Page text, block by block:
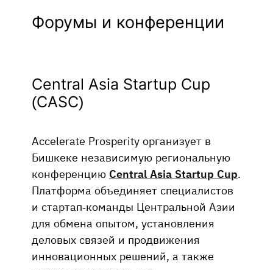
Форумы и конференции
Central Asia Startup Cup
(CASC)
Accelerate Prosperity организует в
Бишкеке независимую региональную
конференцию Central Asia Startup Cup.
Платформа объединяет специалистов
и стартап-команды Центральной Азии
для обмена опытом, установления
деловых связей и продвижения
инновационных решений, а также